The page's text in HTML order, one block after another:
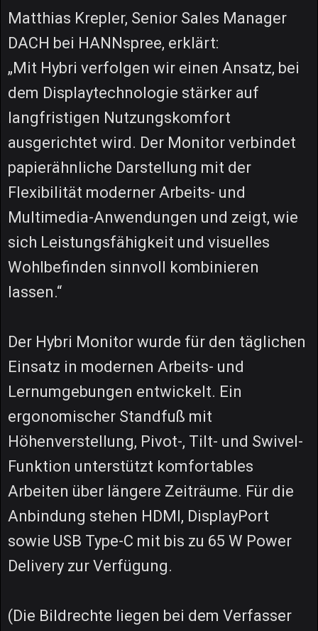
Matthias Krepler, Senior Sales Manager
DACH bei HANNspree, erklärt:
„Mit Hybri verfolgen wir einen Ansatz, bei
dem Displaytechnologie stärker auf
langfristigen Nutzungskomfort
ausgerichtet wird. Der Monitor verbindet
papierähnliche Darstellung mit der
Flexibilität moderner Arbeits- und
Multimedia-Anwendungen und zeigt, wie
sich Leistungsfähigkeit und visuelles
Wohlbefinden sinnvoll kombinieren
lassen.“
Der Hybri Monitor wurde für den täglichen
Einsatz in modernen Arbeits- und
Lernumgebungen entwickelt. Ein
ergonomischer Standfuß mit
Höhenverstellung, Pivot-, Tilt- und Swivel-
Funktion unterstützt komfortables
Arbeiten über längere Zeiträume. Für die
Anbindung stehen HDMI, DisplayPort
sowie USB Type-C mit bis zu 65 W Power
Delivery zur Verfügung.
(Die Bildrechte liegen bei dem Verfasser